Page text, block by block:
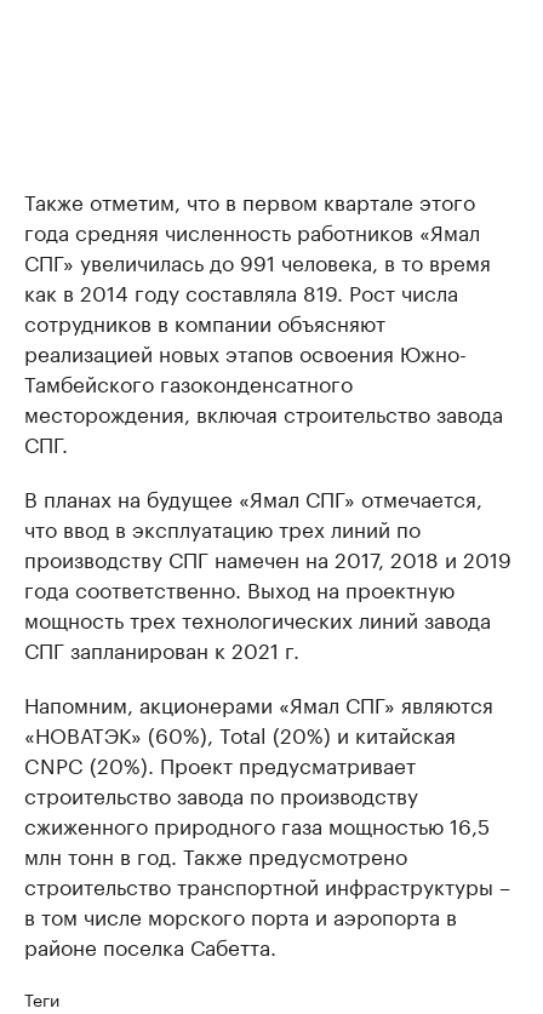
Также отметим, что в первом квартале этого
года средняя численность работников «Ямал
СПГ» увеличилась до 991 человека, в то время
как в 2014 году составляла 819. Рост числа
сотрудников в компании объясняют
реализацией новых этапов освоения Южно-
Тамбейского газоконденсатного
месторождения, включая строительство завода
СПГ.
В планах на будущее «Ямал СПГ» отмечается,
что ввод в эксплуатацию трех линий по
производству СПГ намечен на 2017, 2018 и 2019
года соответственно. Выход на проектную
мощность трех технологических линий завода
СПГ запланирован к 2021 г.
Напомним, акционерами «Ямал СПГ» являются
«НОВАТЭК» (60%), Total (20%) и китайская
CNPC (20%). Проект предусматривает
строительство завода по производству
сжиженного природного газа мощностью 16,5
млн тонн в год. Также предусмотрено
строительство транспортной инфраструктуры –
в том числе морского порта и аэропорта в
районе поселка Сабетта.
Теги